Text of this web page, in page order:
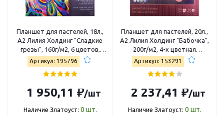
Планшет для пастелей, 18л.,
А2 Лилия Холдинг "Сладкие
грезы", 160г/м2, 6 цветов,
холст ППГ/А2
Артикул: 195796
1 950,11 ₽/шт
Наличие Златоуст: 0 шт.
Планшет для пастелей, 20л.,
А2 Лилия Холдинг "Бабочка",
200г/м2, 4-х цветная
тонированная ПБ/А2
Артикул: 153291
2 237,41 ₽/шт
Наличие Златоуст: 0 шт.